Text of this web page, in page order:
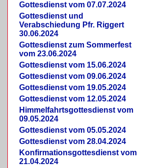
Gottesdienst vom 07.07.2024
Gottesdienst und
Verabschiedung Pfr. Riggert
30.06.2024
Gottesdienst zum Sommerfest
vom 23.06.2024
Gottesdienst vom 15.06.2024
Gottesdienst vom 09.06.2024
Gottesdienst vom 19.05.2024
Gottesdienst vom 12.05.2024
Himmelfahrtsgottesdienst vom
09.05.2024
Gottesdienst vom 05.05.2024
Gottesdienst vom 28.04.2024
Konfirmationsgottesdienst vom
21.04.2024